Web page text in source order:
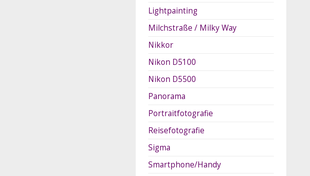
Lightpainting
Milchstraße / Milky Way
Nikkor
Nikon D5100
Nikon D5500
Panorama
Portraitfotografie
Reisefotografie
Sigma
Smartphone/Handy